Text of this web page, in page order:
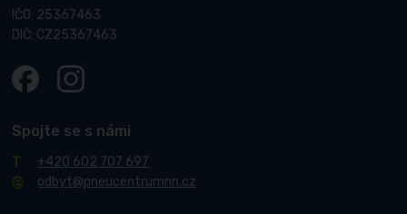
IČO: 25367463
DIČ: CZ25367463
Spojte se s námi
+420 602 707 697
odbyt@pneucentrumnn.cz